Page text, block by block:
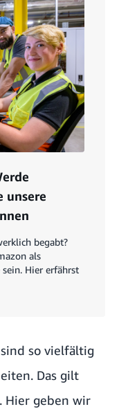
unsere
begabt?
als
Hier erfährst
so vielfältig
Das gilt
Hier geben wir